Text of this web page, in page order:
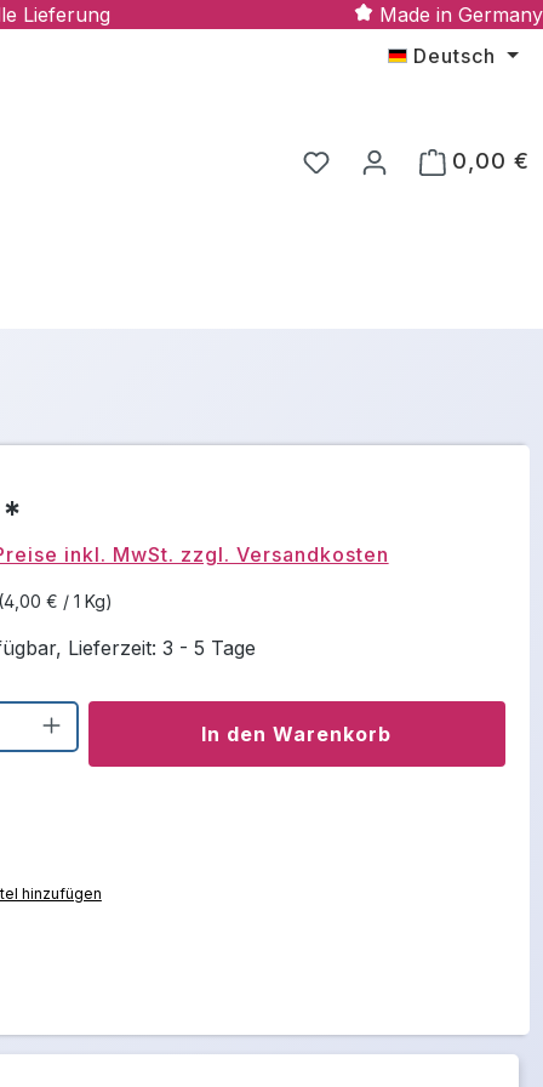
Lieferung
Made in Germany
Deutsch
0,00 €
inkl. MwSt. zzgl. Versandkosten
€ / 1 Kg)
Lieferzeit: 3 - 5 Tage
Gib den gewünschten Wert
In den Warenkorb
hinzufügen